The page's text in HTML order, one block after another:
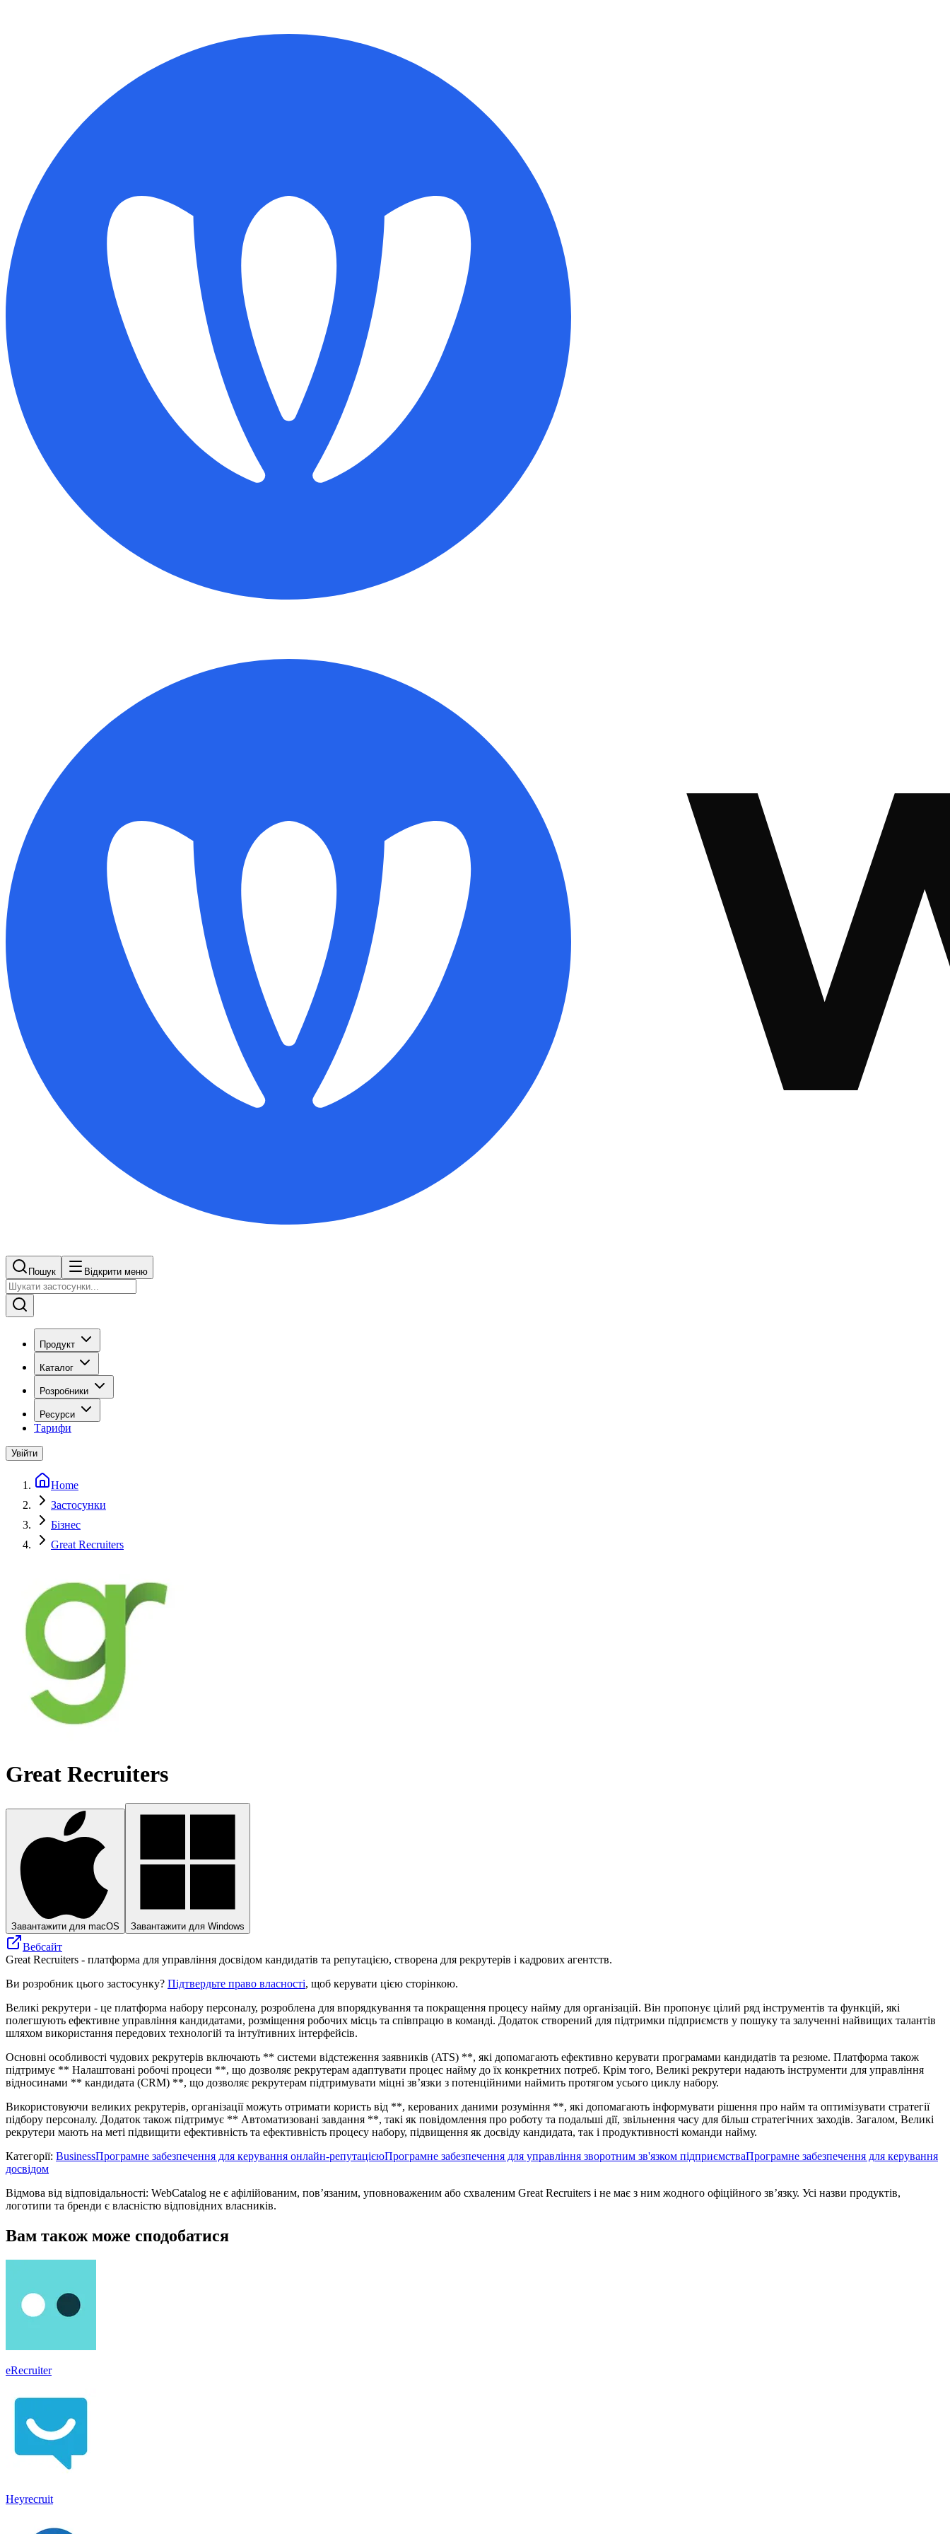
Пошук Відкрити меню
Продукт
Каталог
Розробники
Ресурси
Тарифи
Увійти
Home
Застосунки
Бізнес
Great Recruiters
Great Recruiters
Завантажити для macOS Завантажити для Windows
Вебсайт
Great Recruiters - платформа для управління досвідом кандидатів та репутацією, створена для рекрутерів і кадрових агентств.
Ви розробник цього застосунку? Підтвердьте право власності, щоб керувати цією сторінкою.
Великі рекрутери - це платформа набору персоналу, розроблена для впорядкування та покращення процесу найму для організацій. Він пропонує цілий ряд інструментів та функцій, які
полегшують ефективне управління кандидатами, розміщення робочих місць та співпрацю в команді. Додаток створений для підтримки підприємств у пошуку та залученні найвищих талантів
шляхом використання передових технологій та інтуїтивних інтерфейсів.
Основні особливості чудових рекрутерів включають ** системи відстеження заявників (ATS) **, які допомагають ефективно керувати програмами кандидатів та резюме. Платформа також
підтримує ** Налаштовані робочі процеси **, що дозволяє рекрутерам адаптувати процес найму до їх конкретних потреб. Крім того, Великі рекрутери надають інструменти для управління
відносинами ** кандидата (CRM) **, що дозволяє рекрутерам підтримувати міцні зв’язки з потенційними наймить протягом усього циклу набору.
Використовуючи великих рекрутерів, організації можуть отримати користь від **, керованих даними розуміння **, які допомагають інформувати рішення про найм та оптимізувати стратегії
підбору персоналу. Додаток також підтримує ** Автоматизовані завдання **, такі як повідомлення про роботу та подальші дії, звільнення часу для більш стратегічних заходів. Загалом, Великі
рекрутери мають на меті підвищити ефективність та ефективність процесу набору, підвищення як досвіду кандидата, так і продуктивності команди найму.
Категорії: BusinessПрограмне забезпечення для керування онлайн-репутацієюПрограмне забезпечення для управління зворотним зв'язком підприємстваПрограмне забезпечення для керування
досвідом
Відмова від відповідальності: WebCatalog не є афілійованим, пов’язаним, уповноваженим або схваленим Great Recruiters і не має з ним жодного офіційного зв’язку. Усі назви продуктів,
логотипи та бренди є власністю відповідних власників.
Вам також може сподобатися
eRecruiter
Heyrecruit